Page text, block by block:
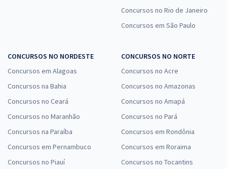
Concursos no Rio de Janeiro
Concursos em São Paulo
CONCURSOS NO NORDESTE
Concursos em Alagoas
Concursos na Bahia
Concursos no Ceará
Concursos no Maranhão
Concursos na Paraíba
Concursos em Pernambuco
Concursos no Piauí
CONCURSOS NO NORTE
Concursos no Acre
Concursos no Amazonas
Concursos no Amapá
Concursos no Pará
Concursos em Rondônia
Concursos em Roraima
Concursos no Tocantins